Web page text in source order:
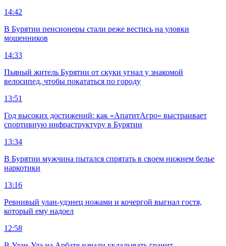
14:42
В Бурятии пенсионеры стали реже вестись на уловки
мошенников
14:33
Пьяный житель Бурятии от скуки угнал у знакомой
велосипед, чтобы покататься по городу
13:51
Год высоких достижений: как «АпатитАгро» выстраивает
спортивную инфраструктуру в Бурятии
13:34
В Бурятии мужчина пытался спрятать в своем нижнем белье
наркотики
13:16
Ревнивый улан-удэнец ножами и кочергой выгнал гостя,
который ему надоел
12:58